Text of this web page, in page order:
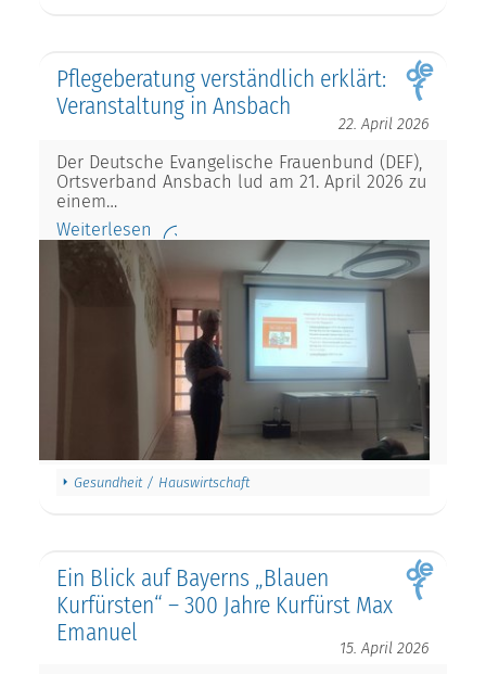
Pflegeberatung verständlich erklärt:
Veranstaltung in Ansbach
22. April 2026
Der Deutsche Evangelische Frauenbund (DEF),
Ortsverband Ansbach lud am 21. April 2026 zu
einem…
Weiterlesen
Gesundheit / Hauswirtschaft
Ein Blick auf Bayerns „Blauen
Kurfürsten“ – 300 Jahre Kurfürst Max
Emanuel
15. April 2026